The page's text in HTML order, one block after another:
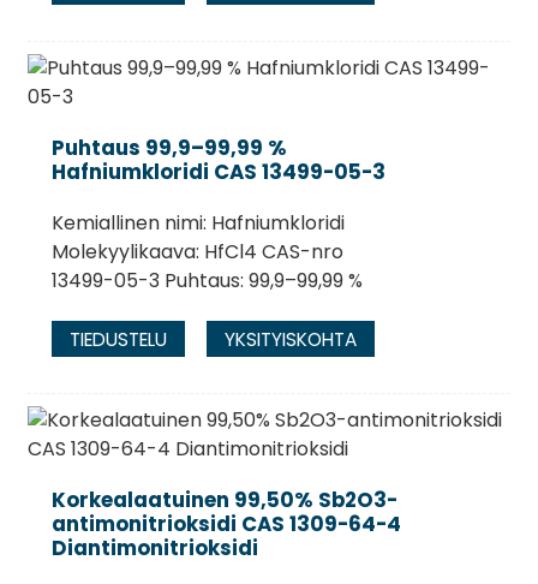
Puhtaus 99,9–99,99 %
Hafniumkloridi CAS 13499-05-3
Kemiallinen nimi: Hafniumkloridi
Molekyylikaava: HfCl4 CAS-nro
13499-05-3 Puhtaus: 99,9–99,99 %
TIEDUSTELU YKSITYISKOHTA
Korkealaatuinen 99,50% Sb2O3-
antimonitrioksidi CAS 1309-64-4
Diantimonitrioksidi